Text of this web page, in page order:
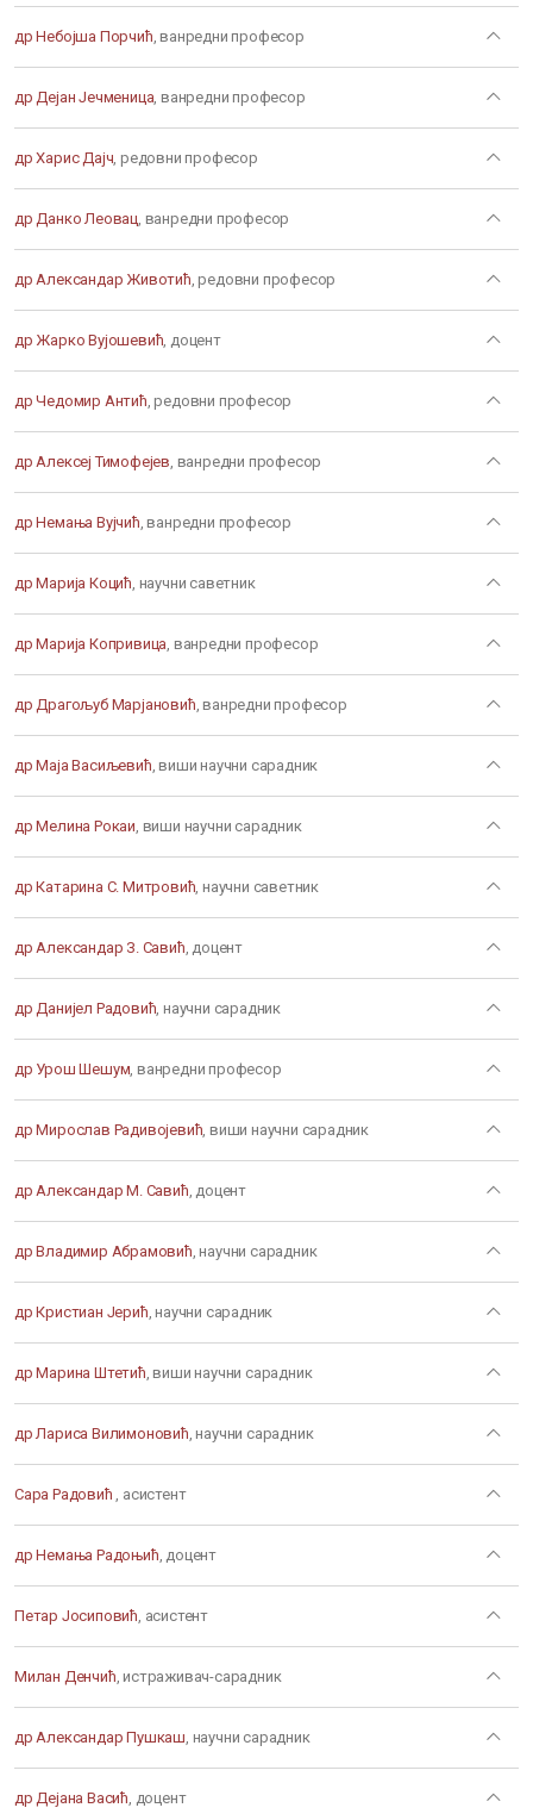
др Небојша Порчић, ванредни професор
др Дејан Јечменица, ванредни професор
др Харис Дајч, редовни професор
др Данко Леовац, ванредни професор
др Александар Животић, редовни професор
др Жарко Вујошевић, доцент
др Чедомир Антић, редовни професор
др Алексеј Тимофејев, ванредни професор
др Немања Вујчић, ванредни професор
др Марија Коцић, научни саветник
др Марија Копривица, ванредни професор
др Драгољуб Марјановић, ванредни професор
др Маја Васиљевић, виши научни сарадник
др Мелина Рокаи, виши научни сарадник
др Катарина С. Митровић, научни саветник
др Александар З. Савић, доцент
др Данијел Радовић, научни сарадник
др Урош Шешум, ванредни професор
др Мирослав Радивојевић, виши научни сарадник
др Александар М. Савић, доцент
др Владимир Абрамовић, научни сарадник
др Кристиан Јерић, научни сарадник
др Марина Штетић, виши научни сарадник
др Лариса Вилимоновић, научни сарадник
Сара Радовић, асистент
др Немања Радоњић, доцент
Петар Јосиповић, асистент
Милан Денчић, истраживач-сарадник
др Александар Пушкаш, научни сарадник
др Дејана Васић, доцент